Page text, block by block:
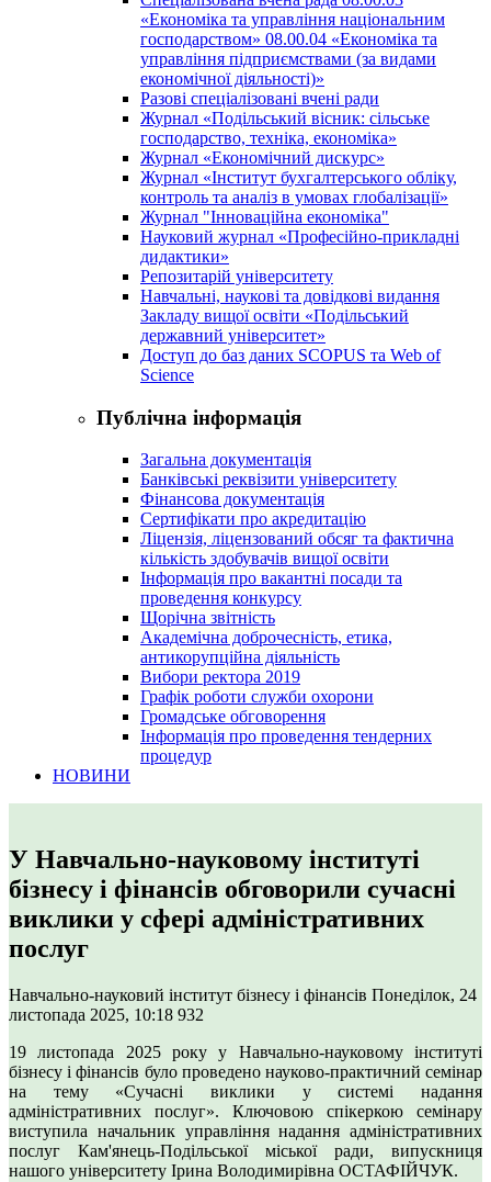
«Економіка та управління національним
господарством» 08.00.04 «Економіка та
управління підприємствами (за видами
економічної діяльності)»
Разові спеціалізовані вчені ради
Журнал «Подільський вісник: сільське
господарство, техніка, економіка»
Журнал «Економічний дискурс»
Журнал «Інститут бухгалтерського обліку,
контроль та аналіз в умовах глобалізації»
Журнал "Інноваційна економіка"
Науковий журнал «Професійно-прикладні
дидактики»
Репозитарій університету
Навчальні, наукові та довідкові видання
Закладу вищої освіти «Подільський
державний університет»
Доступ до баз даних SCOPUS та Web of
Science
Публічна інформація
Загальна документація
Банківські реквізити університету
Фінансова документація
Сертифікати про акредитацію
Ліцензія, ліцензований обсяг та фактична
кількість здобувачів вищої освіти
Інформація про вакантні посади та
проведення конкурсу
Щорічна звітність
Академічна доброчесність, етика,
антикорупційна діяльність
Вибори ректора 2019
Графік роботи служби охорони
Громадське обговорення
Інформація про проведення тендерних
процедур
НОВИНИ
У Навчально-науковому інституті
бізнесу і фінансів обговорили сучасні
виклики у сфері адміністративних
послуг
Навчально-науковий інститут бізнесу і фінансів Понеділок, 24
листопада 2025, 10:18 932
19 листопада 2025 року у Навчально-науковому інституті
бізнесу і фінансів було проведено науково-практичний семінар
на тему «Сучасні виклики у системі надання
адміністративних послуг». Ключовою спікеркою семінару
виступила начальник управління надання адміністративних
послуг Кам'янець-Подільської міської ради, випускниця
нашого університету Ірина Володимирівна ОСТАФІЙЧУК.